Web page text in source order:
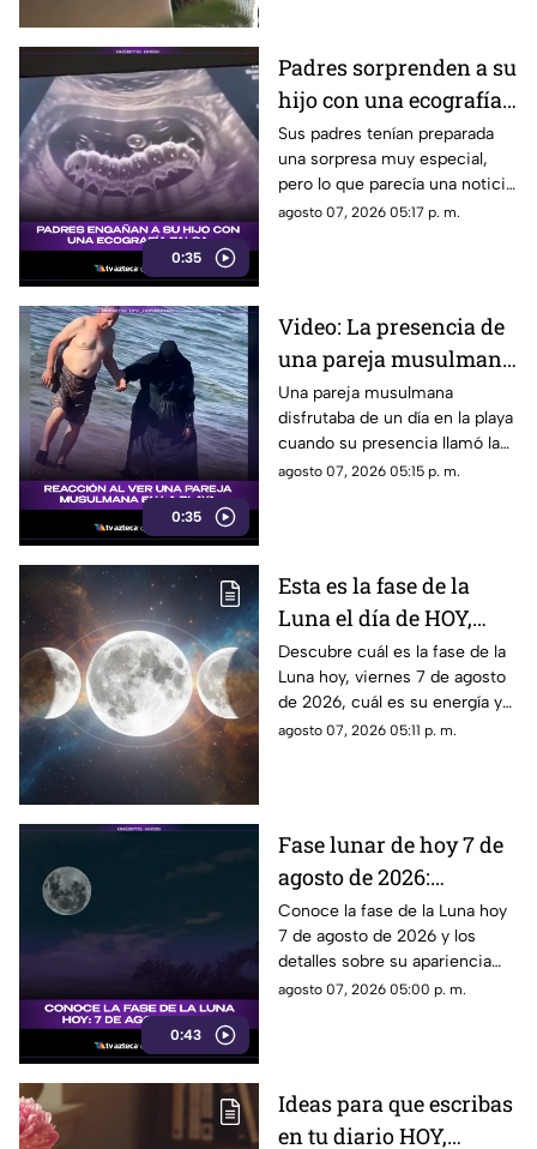
0:35
Padres sorprenden a su
hijo con una ecografía
falsa y su reacción se
vuelve inolvidable
Sus padres tenían preparada
una sorpresa muy especial,
pero lo que parecía una noticia
increíble terminó siendo una
agosto 07, 2026 05:17 p. m.
0:35
Video: La presencia de
una pareja musulmana
en la playa provoca
reacciones
Una pareja musulmana
disfrutaba de un día en la playa
cuando su presencia llamó la
atención de los presentes.
agosto 07, 2026 05:15 p. m.
Esta es la fase de la
Luna el día de HOY,
viernes 7 de agosto de
2026: ¿Cómo se verá el
astro durante la noche?
Descubre cuál es la fase de la
Luna hoy, viernes 7 de agosto
de 2026, cuál es su energía y
cómo nos podría afectar.
agosto 07, 2026 05:11 p. m.
0:43
Fase lunar de hoy 7 de
agosto de 2026:
descubre cómo luce la
Luna y su significado
Conoce la fase de la Luna hoy
7 de agosto de 2026 y los
detalles sobre su apariencia
durante esta jornada.
agosto 07, 2026 05:00 p. m.
Ideas para que escribas
en tu diario HOY,